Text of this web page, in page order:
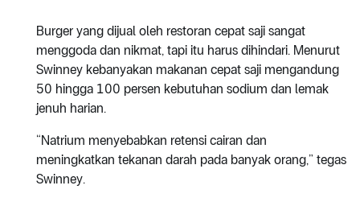
Burger yang dijual oleh restoran cepat saji sangat
menggoda dan nikmat, tapi itu harus dihindari. Menurut
Swinney kebanyakan makanan cepat saji mengandung
50 hingga 100 persen kebutuhan sodium dan lemak
jenuh harian.
“Natrium menyebabkan retensi cairan dan
meningkatkan tekanan darah pada banyak orang,” tegas
Swinney.